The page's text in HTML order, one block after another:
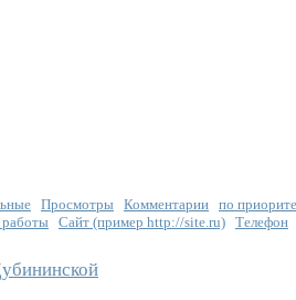
Просмотры Комментарии по
Сайт (пример http://site.ru) Телефон